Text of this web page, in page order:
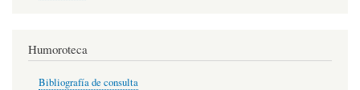
Humoroteca
Bibliografía de consulta